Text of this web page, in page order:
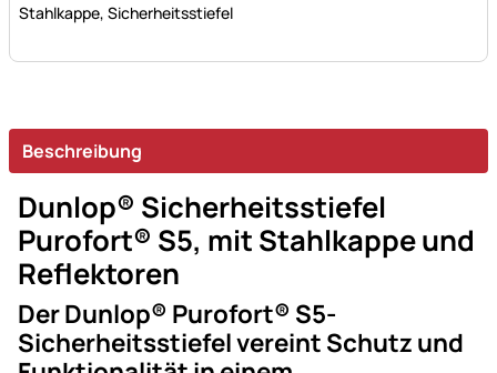
Stahlkappe, Sicherheitsstiefel
Beschreibung
Dunlop® Sicherheitsstiefel
Purofort® S5, mit Stahlkappe und
Reflektoren
Der Dunlop® Purofort® S5-
Sicherheitsstiefel vereint Schutz und